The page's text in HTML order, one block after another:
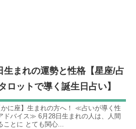
生まれの運勢と性格【星座/占
ロットで導く誕生日占い】
かに座】生まれの方へ！ ≪占いが導く性
ドバイス≫ 6月28日生まれの人は、人間
ことに とても関心...